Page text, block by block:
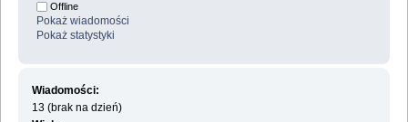
Offline
Pokaż wiadomości
Pokaż statystyki
Wiadomości:
13 (brak na dzień)